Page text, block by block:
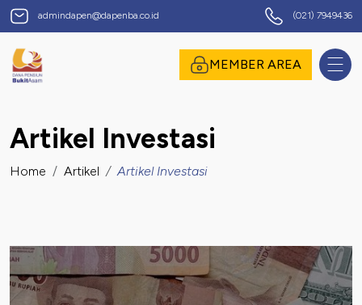
Dana Pensiun Bukit Asam
admindapen@dapenba.co.id (021) 7949436
MEMBER AREA
Induk Pegawai
Artikel Investasi
Home Artikel Artikel Investasi